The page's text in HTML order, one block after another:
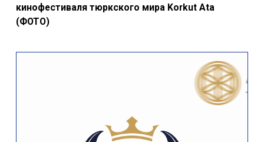
кинофестиваля тюркского мира Korkut Ata
(ФОТО)